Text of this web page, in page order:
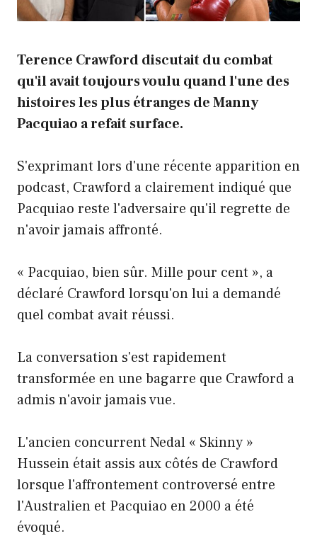
Terence Crawford discutait du combat
qu'il avait toujours voulu quand l'une des
histoires les plus étranges de Manny
Pacquiao a refait surface.
S'exprimant lors d'une récente apparition en
podcast, Crawford a clairement indiqué que
Pacquiao reste l'adversaire qu'il regrette de
n'avoir jamais affronté.
« Pacquiao, bien sûr. Mille pour cent », a
déclaré Crawford lorsqu'on lui a demandé
quel combat avait réussi.
La conversation s'est rapidement
transformée en une bagarre que Crawford a
admis n'avoir jamais vue.
L'ancien concurrent Nedal « Skinny »
Hussein était assis aux côtés de Crawford
lorsque l'affrontement controversé entre
l'Australien et Pacquiao en 2000 a été
évoqué.